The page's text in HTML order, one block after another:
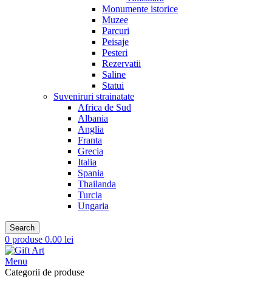
Monumente istorice
Muzee
Parcuri
Peisaje
Pesteri
Rezervatii
Saline
Statui
Suveniruri strainatate
Africa de Sud
Albania
Anglia
Franta
Grecia
Italia
Spania
Thailanda
Turcia
Ungaria
Search
0 produse 0.00 lei
Menu
Categorii de produse